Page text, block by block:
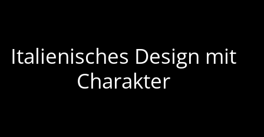
Italienisches Design mit
Charakter